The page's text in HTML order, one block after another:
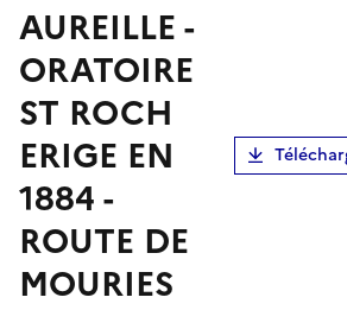
AUREILLE -
ORATOIRE
ST ROCH
ERIGE EN
1884 -
ROUTE DE
MOURIES